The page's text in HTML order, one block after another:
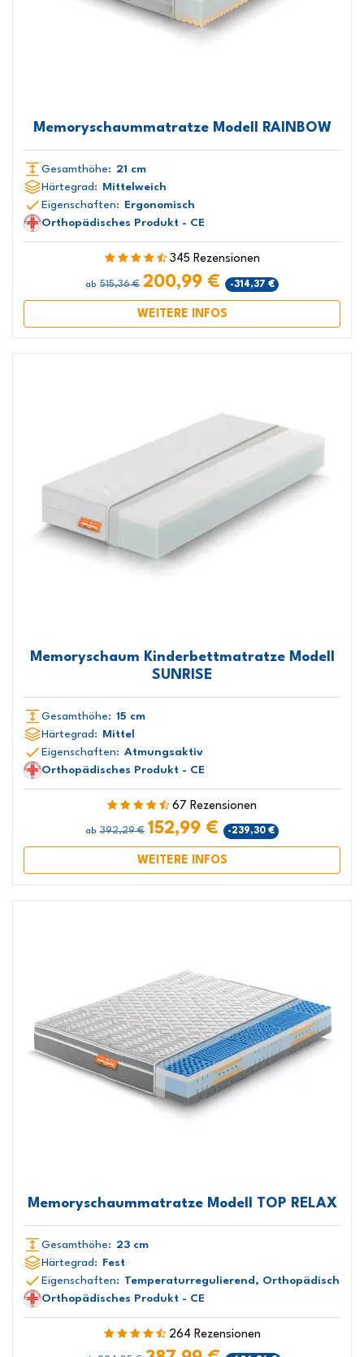
Memoryschaummatratze Modell RAINBOW
Gesamthöhe: 21 cm
Härtegrad:
Mittelweich
Eigenschaften:
Ergonomisch
Orthopädisches Produkt - CE
345 Rezensionen
ab 515,36 € 200,99 € -314,37 €
WEITERE INFOS
Memoryschaum Kinderbettmatratze Modell
SUNRISE
Gesamthöhe: 15 cm
Härtegrad: Mittel
Eigenschaften: Atmungsaktiv
Orthopädisches Produkt - CE
67 Rezensionen
ab 392,29 € 152,99 € -239,30 €
WEITERE INFOS
Memoryschaummatratze Modell TOP RELAX
Gesamthöhe: 23 cm
Härtegrad:
Fest
Eigenschaften: Temperaturregulierend, Orthopädisch
Orthopädisches Produkt - CE
264 Rezensionen